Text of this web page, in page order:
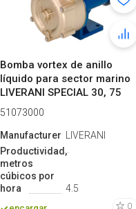
Bomba vortex de anillo
líquido para sector marino
LIVERANI SPECIAL 30, 75
l/m...
51073000
ManufactureroLIVERANI
Productividad,
metros
cúbicos por
hora
4.5
0